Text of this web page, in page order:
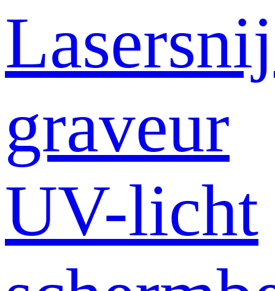
graveur
UV-licht